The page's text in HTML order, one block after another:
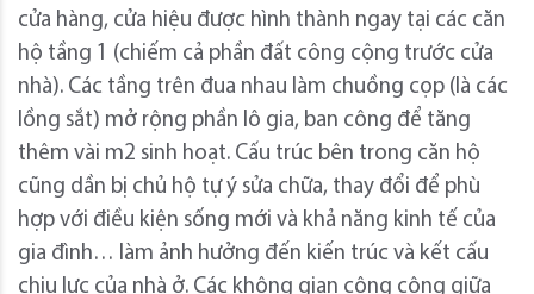
cửa hàng, cửa hiệu được hình thành ngay tại các căn
hộ tầng 1 (chiếm cả phần đất công cộng trước cửa
nhà). Các tầng trên đua nhau làm chuồng cọp (là các
lồng sắt) mở rộng phần lô gia, ban công để tăng
thêm vài m2 sinh hoạt. Cấu trúc bên trong căn hộ
cũng dần bị chủ hộ tự ý sửa chữa, thay đổi để phù
hợp với điều kiện sống mới và khả năng kinh tế của
gia đình… làm ảnh hưởng đến kiến trúc và kết cấu
chịu lực của nhà ở. Các không gian công cộng giữa